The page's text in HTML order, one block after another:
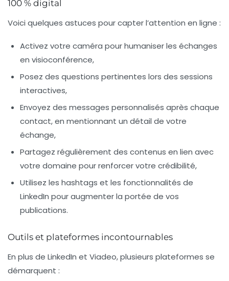
100 % digital
Voici quelques astuces pour capter l’attention en ligne :
Activez votre caméra pour humaniser les échanges
en visioconférence,
Posez des questions pertinentes lors des sessions
interactives,
Envoyez des messages personnalisés après chaque
contact, en mentionnant un détail de votre
échange,
Partagez régulièrement des contenus en lien avec
votre domaine pour renforcer votre crédibilité,
Utilisez les hashtags et les fonctionnalités de
LinkedIn pour augmenter la portée de vos
publications.
Outils et plateformes incontournables
En plus de LinkedIn et Viadeo, plusieurs plateformes se
démarquent :